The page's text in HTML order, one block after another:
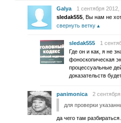
Galya
1 сентября 2012,
sledak555 , Вы нам не
свернуть ветку
sledak555
1
Где он и как, я не
фоноскопическая
процессуальные
доказательств
panimonica
2
для проверки
да чего там